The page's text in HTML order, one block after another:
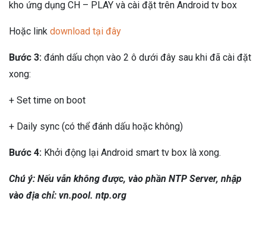
kho ứng dụng CH – PLAY và cài đặt trên Android tv box
Hoặc link download tại đây
Bước 3: đánh dấu chọn vào 2 ô dưới đây sau khi đã cài đặt
xong:
+ Set time on boot
+ Daily sync (có thể đánh dấu hoặc không)
Bước 4: Khởi động lại Android smart tv box là xong.
Chú ý: Nếu vẫn không được, vào phần NTP Server, nhập
vào địa chỉ: vn.pool. ntp.org